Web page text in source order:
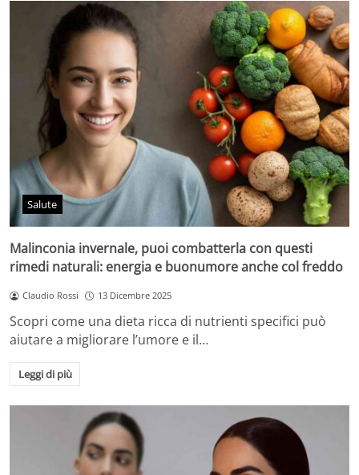
Salute
Malinconia invernale, puoi combatterla con questi
rimedi naturali: energia e buonumore anche col freddo
Claudio Rossi 13 Dicembre 2025
Scopri come una dieta ricca di nutrienti specifici può
aiutare a migliorare l’umore e il…
Leggi di più